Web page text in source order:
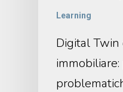
Learning
Digital